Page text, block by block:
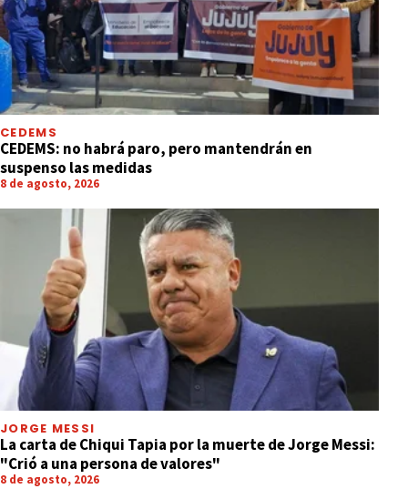
CEDEMS
CEDEMS: no habrá paro, pero mantendrán en
suspenso las medidas
8 de agosto, 2026
JORGE MESSI
La carta de Chiqui Tapia por la muerte de Jorge Messi:
"Crió a una persona de valores"
8 de agosto, 2026